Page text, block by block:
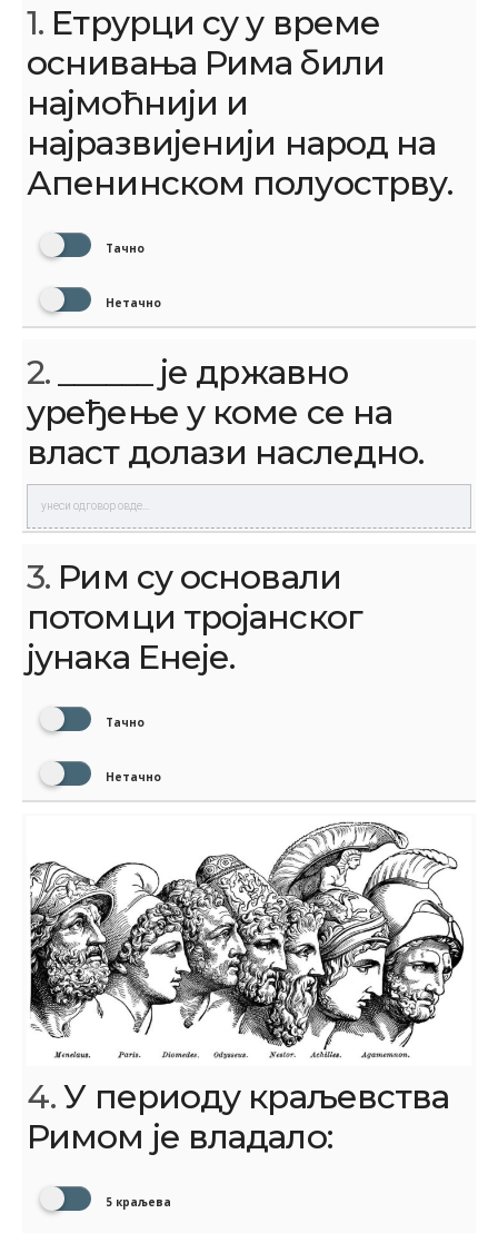
1. Етрурци су у време
оснивања Рима били
најмоћнији и
најразвијенији народ на
Апенинском полуострву.
Тачно
Нетачно
2. ______ је државно
уређење у коме се на
власт долази наследно.
3. Рим су основали
потомци тројанског
јунака Енеје.
Тачно
Нетачно
4.У периоду краљевства
Римом је владало:
5 краљева